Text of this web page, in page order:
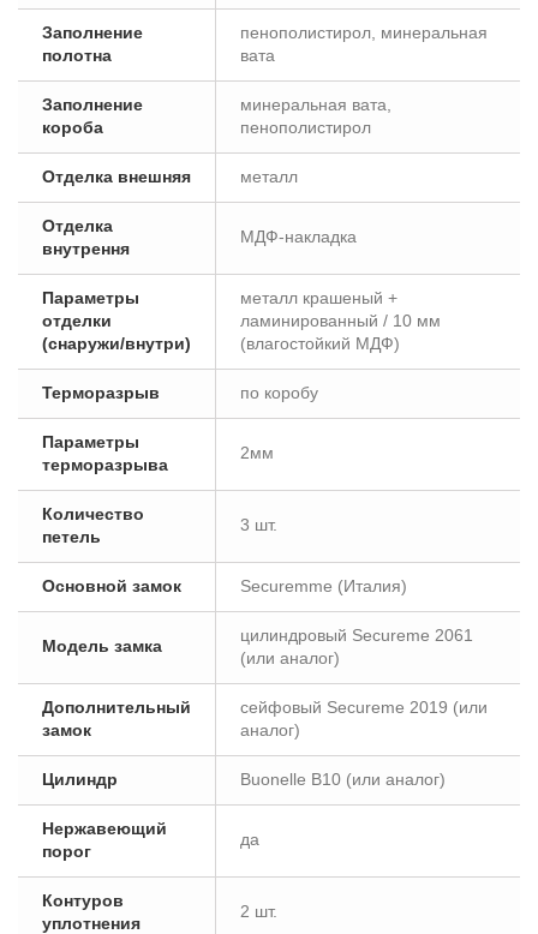
Заполнение
полотна
пенополистирол, минеральная
вата
Заполнение
короба
минеральная вата,
пенополистирол
Отделка внешняя металл
Отделка
внутрення
МДФ-накладка
Параметры
отделки
(снаружи/внутри)
металл крашеный +
ламинированный / 10 мм
(влагостойкий МДФ)
Терморазрыв по коробу
Параметры
терморазрыва
2мм
Количество
петель
3 шт.
Основной замок Securemme (Италия)
Модель замка
цилиндровый Secureme 2061
(или аналог)
Дополнительный
замок
сейфовый Secureme 2019 (или
аналог)
Цилиндр Buonelle B10 (или аналог)
Нержавеющий
порог
да
Контуров
уплотнения
2 шт.